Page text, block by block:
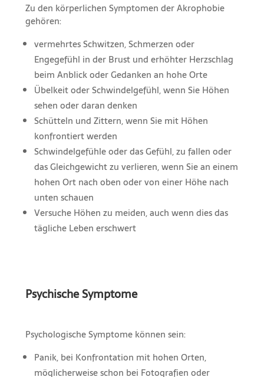
Zu den körperlichen Symptomen der Akrophobie
gehören:
vermehrtes Schwitzen, Schmerzen oder
Engegefühl in der Brust und erhöhter Herzschlag
beim Anblick oder Gedanken an hohe Orte
Übelkeit oder Schwindelgefühl, wenn Sie Höhen
sehen oder daran denken
Schütteln und Zittern, wenn Sie mit Höhen
konfrontiert werden
Schwindelgefühle oder das Gefühl, zu fallen oder
das Gleichgewicht zu verlieren, wenn Sie an einem
hohen Ort nach oben oder von einer Höhe nach
unten schauen
Versuche Höhen zu meiden, auch wenn dies das
tägliche Leben erschwert
Psychische Symptome
Psychologische Symptome können sein:
Panik, bei Konfrontation mit hohen Orten,
möglicherweise schon bei Fotografien oder